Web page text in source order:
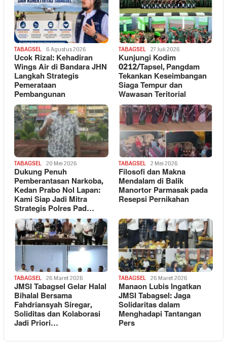
TABAGSEL 6 Agustus 2026
Ucok Rizal: Kehadiran
Wings Air di Bandara JHN
Langkah Strategis
Pemerataan
Pembangunan
TABAGSEL 27 Juli 2026
Kunjungi Kodim
0212/Tapsel, Pangdam
Tekankan Keseimbangan
Siaga Tempur dan
Wawasan Teritorial
TABAGSEL 20 Mei 2026
Dukung Penuh
Pemberantasan Narkoba,
Kedan Prabo Nol Lapan:
Kami Siap Jadi Mitra
Strategis Polres Pad…
TABAGSEL 2 Mei 2026
Filosofi dan Makna
Mendalam di Balik
Manortor Parmasak pada
Resepsi Pernikahan
TABAGSEL 26 Maret 2026
JMSI Tabagsel Gelar Halal
Bihalal Bersama
Fahdriansyah Siregar,
Soliditas dan Kolaborasi
Jadi Priori…
TABAGSEL 26 Maret 2026
Manaon Lubis Ingatkan
JMSI Tabagsel: Jaga
Solidaritas dalam
Menghadapi Tantangan
Pers